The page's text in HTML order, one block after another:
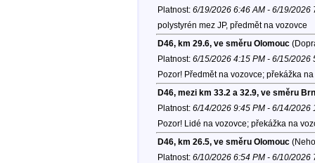
Platnost: 6/19/2026 6:46 AM - 6/19/2026
polystyrén mez JP, předmět na vozovce
D46, km 29.6, ve směru Olomouc
Platnost: 6/15/2026 4:15 PM - 6/15/2026
Pozor! Předmět na vozovce; překážka
D46, mezi km 33.2 a 32.9, ve směru
Platnost: 6/14/2026 9:45 PM - 6/14/2026
Pozor! Lidé na vozovce; překážka na
D46, km 26.5, ve směru Olomouc
Platnost: 6/10/2026 6:54 PM - 6/10/2026